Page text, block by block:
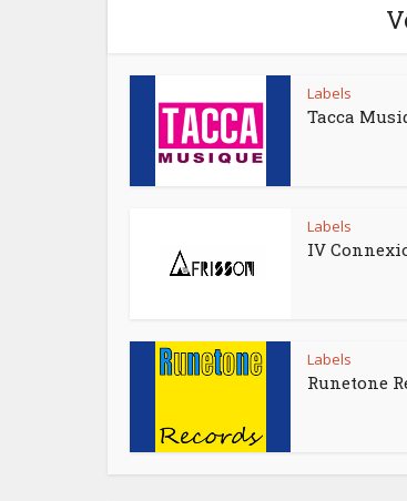
Labels
Tacca
Labels
IV
Labels
Runetone